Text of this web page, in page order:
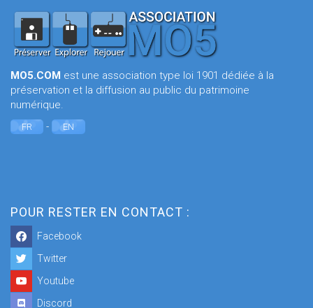
MO5.COM est une association type loi 1901 dédiée à la
préservation et la diffusion au public du patrimoine
numérique.
FR - EN
POUR RESTER EN CONTACT :
Facebook
Twitter
Youtube
Discord